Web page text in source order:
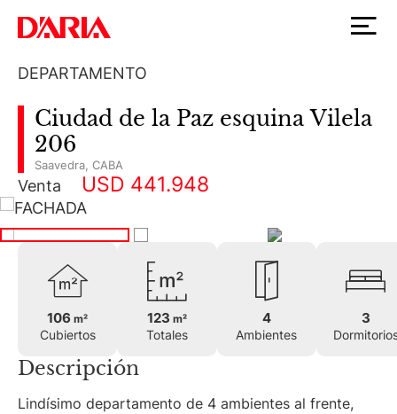
DEPARTAMENTO
Ciudad de la Paz esquina Vilela
206
Saavedra CABA
Venta USD 441.948
106m²
Cubiertos
123 m²
Totales
4
Ambientes
3
Descripción
Lindísimo departamento de 4 ambientes al frente,